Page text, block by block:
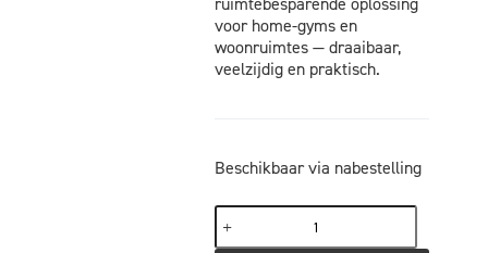
ruimtebesparende oplossing
voor home-gyms en
woonruimtes — draaibaar,
veelzijdig en praktisch.
Beschikbaar via nabestelling